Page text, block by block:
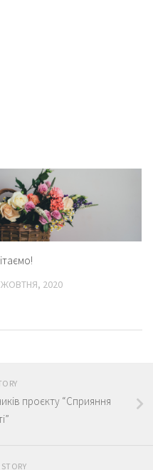
ЖОВТНЯ, 2020
проєкту “Сприяння